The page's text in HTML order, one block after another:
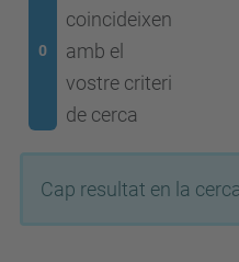
0
coincideixen
amb el
vostre criteri
de cerca
Cap resultat en la cerca.